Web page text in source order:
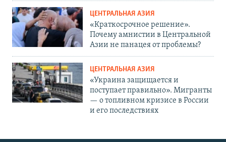
ЦЕНТРАЛЬНАЯ АЗИЯ
«Краткосрочное решение».
Почему амнистии в Центральной
Азии не панацея от проблемы?
ЦЕНТРАЛЬНАЯ АЗИЯ
«Украина защищается и
поступает правильно». Мигранты
— о топливном кризисе в России
и его последствиях